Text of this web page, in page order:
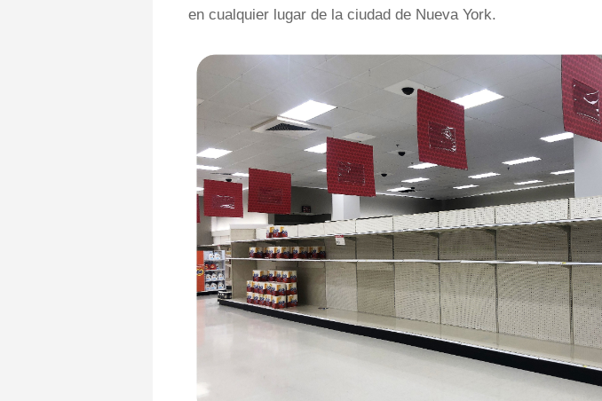
en cualquier lugar de la ciudad de Nueva York.